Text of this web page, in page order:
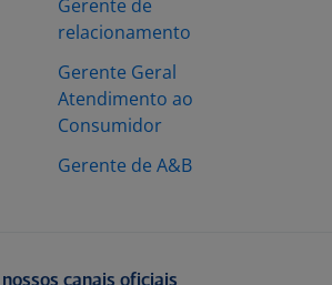
Gerente de
relacionamento
Gerente Geral
Atendimento ao
Consumidor
Gerente de A&B
canais oficiais